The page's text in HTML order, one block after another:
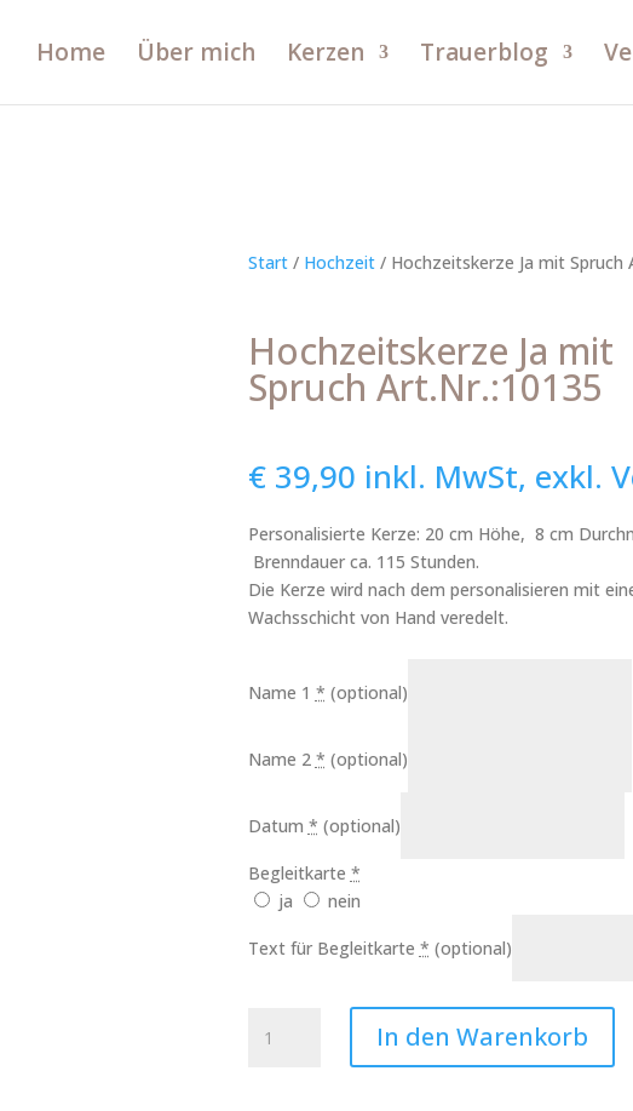
Home Über mich Kerzen Trauerblog
Start/ Hochzeit/ Hochzeitskerze Ja mit Spruch
Hochzeitskerze Ja mit
Spruch Art.Nr.:10135
€39,90 inkl. MwSt, exkl.
Personalisierte Kerze: 20 cm Höhe, 8 cm
Brenndauer ca. 115 Stunden.
Die Kerze wird nach dem personalisieren mit
Wachsschicht von Hand veredelt.
Name 1 * (optional)
Name 2 * (optional)
Datum * (optional)
Begleitkarte *
ja
nein
Text für Begleitkarte * (optional)
In den Warenkorb